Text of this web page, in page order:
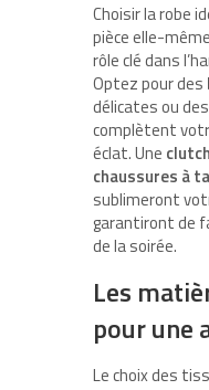
Choisir la robe
pièce elle-
rôle clé dans
Optez pour des
délicates ou des
complètent
éclat. Une clutch
chaussures à
sublimeront
garantiront de
de la soirée.
Les
pour une
Le choix des